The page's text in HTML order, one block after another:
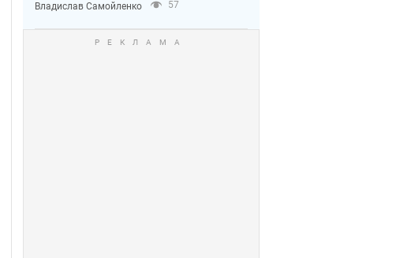
Теремках в Киеве
Владислав Самойленко 57